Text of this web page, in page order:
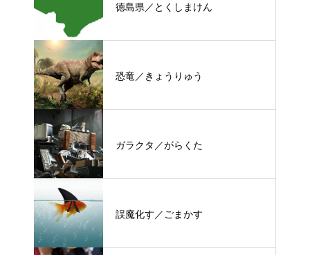
徳島県／とくしまけん
恐竜／きょうりゅう
ガラクタ／がらくた
誤魔化す／ごまかす